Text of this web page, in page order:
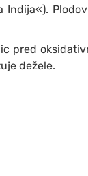
Indija«).
pred
dežele.